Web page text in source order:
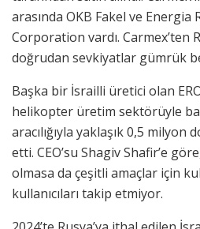
arasında OKB Fakel ve Energia
Corporation vardı. Carmex’ten
doğrudan sevkiyatlar gümrük
Başka bir İsrailli üretici olan
helikopter üretim sektörüyle
aracılığıyla yaklaşık 0,5 milyon
etti. CEO’su Shagiv Shafir’e
olmasa da çeşitli amaçlar için
kullanıcıları takip etmiyor.